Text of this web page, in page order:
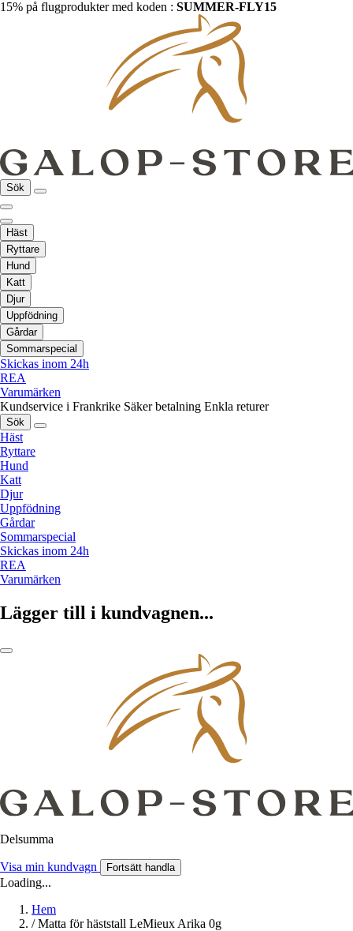
15% på flugprodukter med koden : SUMMER-FLY15
Sök
Häst
Ryttare
Hund
Katt
Djur
Uppfödning
Gårdar
Sommarspecial
Skickas inom 24h
REA
Varumärken
Kundservice i Frankrike Säker betalning Enkla returer
Sök
Häst
Ryttare
Hund
Katt
Djur
Uppfödning
Gårdar
Sommarspecial
Skickas inom 24h
REA
Varumärken
Lägger till i kundvagnen...
Delsumma
Visa min kundvagn Fortsätt handla
Loading...
Hem
/ Matta för häststall LeMieux Arika 0g